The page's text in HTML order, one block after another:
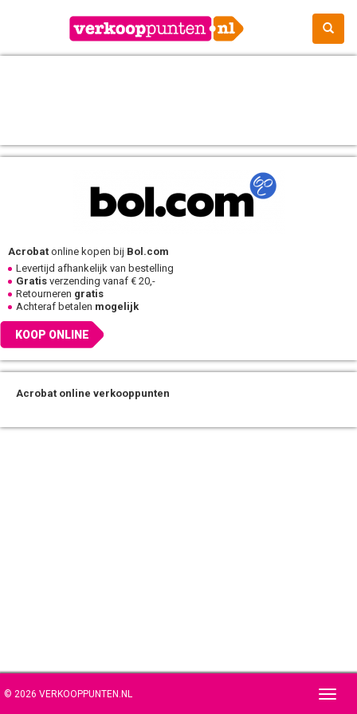
Acrobat online kopen bij Bol.com
Levertijd afhankelijk van bestelling
Gratis verzending vanaf € 20,-
Retourneren gratis
Achteraf betalen mogelijk
KOOP ONLINE
Acrobat online verkooppunten
© 2026 VERKOOPPUNTEN.NL